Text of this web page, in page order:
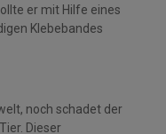
er mit Hilfe eines
Klebebandes
noch schadet der
Dieser